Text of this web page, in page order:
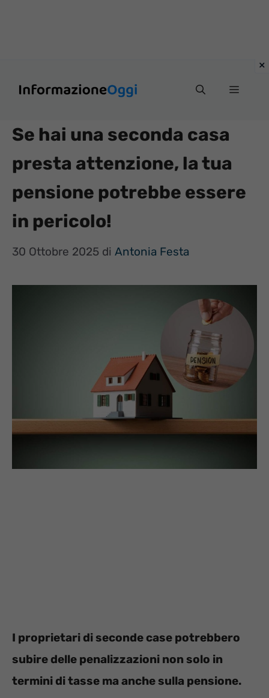
Menu
Se hai una seconda casa
presta attenzione, la tua
pensione potrebbe essere
in pericolo!
30 Ottobre 2025 di Antonia Festa
I proprietari di seconde case potrebbero
subire delle penalizzazioni non solo in
termini di tasse ma anche sulla pensione.